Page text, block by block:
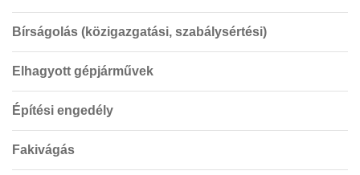
Bírságolás (közigazgatási, szabálysértési)
Elhagyott gépjárművek
Építési engedély
Fakivágás